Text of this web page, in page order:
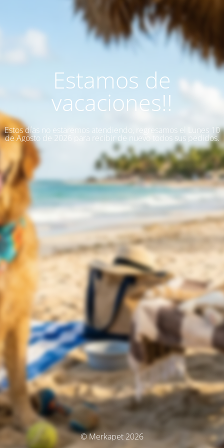
Estamos de
vacaciones!!
Estos días no estaremos atendiendo, regresamos el Lunes 10
de Agosto de 2026 para recibir de nuevo todos sus pedidos.
© Merkapet 2026